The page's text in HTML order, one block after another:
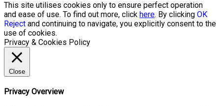
This site utilises cookies only to ensure perfect operation
and ease of use. To find out more, click here. By clicking OK
Reject and continuing to navigate, you explicitly consent to the
use of cookies.
Privacy & Cookies Policy
Close
Privacy Overview